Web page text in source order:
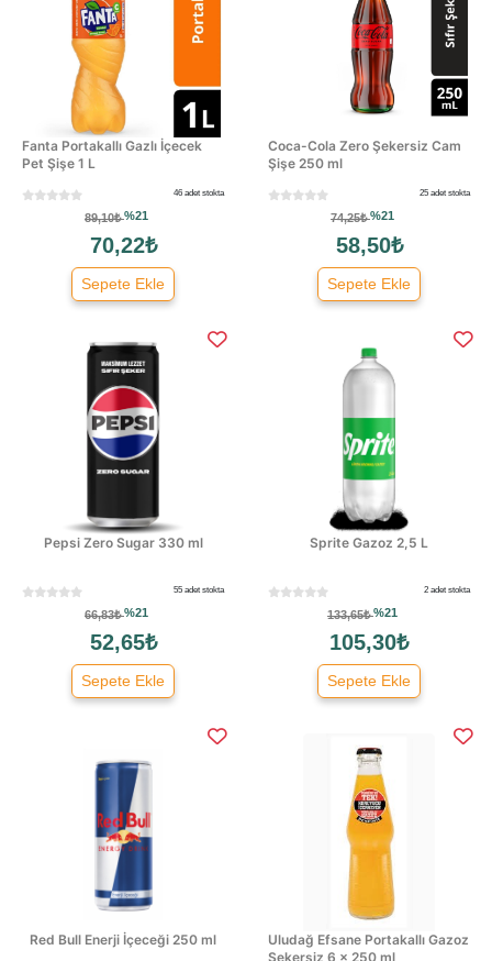
Fanta Portakallı Gazlı İçecek
Pet Şişe 1 L
46 adet stokta
89,10₺%21
70,22₺
Sepete Ekle
Coca-Cola Zero Şekersiz Cam
Şişe 250 ml
25 adet stokta
74,25₺%21
58,50₺
Sepete Ekle
Pepsi Zero Sugar 330 ml
55 adet stokta
66,83₺%21
52,65₺
Sepete Ekle
Sprite Gazoz 2,5 L
2 adet stokta
133,65₺%21
105,30₺
Sepete Ekle
Red Bull Enerji İçeceği 250 ml
Uludağ Efsane Portakallı Gazoz
Şekersiz 6 × 250 ml